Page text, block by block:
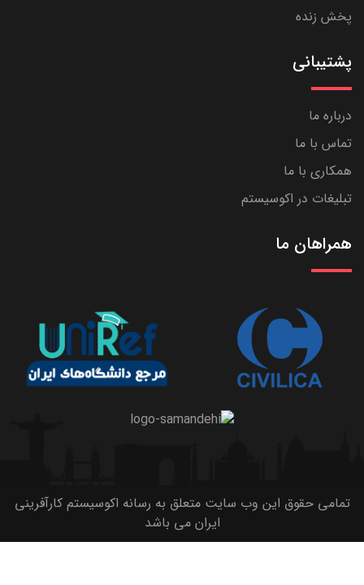
پخش زنده
پشتیبانی
درباره ما
تماس با ما
همکاری با ما
تبلیغات در اکوسیستم
همراهان ما
تمامی حقوق این وب سایت متعلق به رسانه اکوسیستم کارآفرینی
ایران می باشد